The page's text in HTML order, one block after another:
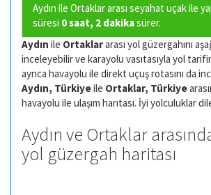
Aydın ile Ortaklar arası seyahat uçak ile
süresi 0 saat, 2 dakikasürer.
Aydın ile Ortaklararası yol güzergahını
inceleyebilir ve karayolu vasıtasıyla yol
ayrıca havayolu ile direkt uçuş rotasını da
Aydın, Türkiyeile Ortaklar, Türkiye
havayolu ile ulaşım harıtası. İyi yolculuklar
Aydın ve Ortaklar
yol güzergah haritası